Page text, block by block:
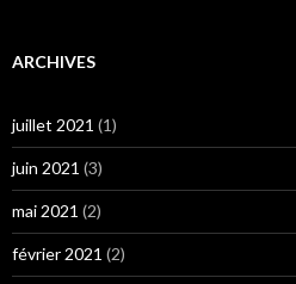
ARCHIVES
juillet 2021 (1)
juin 2021 (3)
mai 2021 (2)
février 2021 (2)